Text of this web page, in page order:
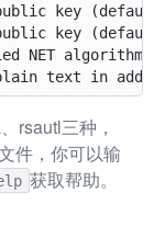
rsautl三种，
件，你可以输
获取帮助。